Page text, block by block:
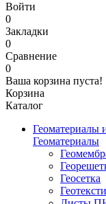
Войти
0
Закладки
0
Сравнение
0
Ваша корзина пуста!
Корзина
Каталог
Геоматериалы
Геоматериалы
Геосетка